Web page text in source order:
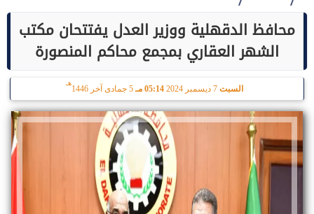
محافظ الدقهلية ووزير العدل يفتتحان مكتب
الشهر العقاري بمجمع محاكم المنصورة
السبت 7 ديسمبر 2024 05:14 مـ 5 جمادى آخر 1446
هـ